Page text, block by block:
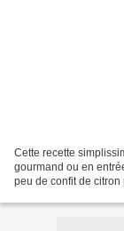
Cette recette
gourmand ou en
peu de confit de citron